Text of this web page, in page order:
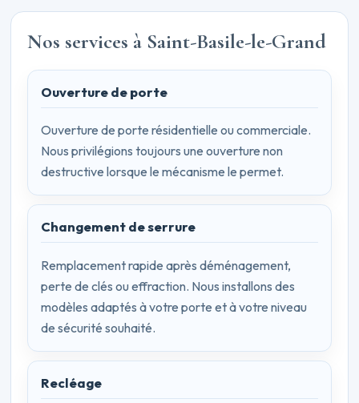
Nos services à Saint-Basile-le-Grand
Ouverture de porte
Ouverture de porte résidentielle ou commerciale.
Nous privilégions toujours une ouverture non
destructive lorsque le mécanisme le permet.
Changement de serrure
Remplacement rapide après déménagement,
perte de clés ou effraction. Nous installons des
modèles adaptés à votre porte et à votre niveau
de sécurité souhaité.
Recléage